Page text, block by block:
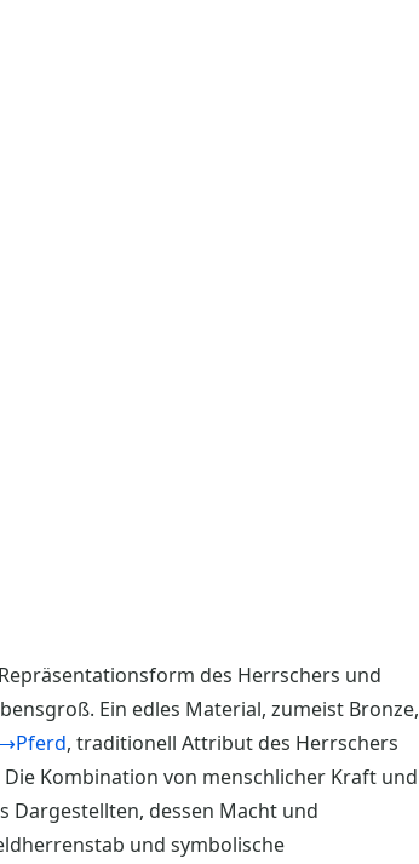
des Herrschers und
Ein edles Material, zumeist Bronze,
, traditionell Attribut des Herrschers
Kombination von menschlicher Kraft und
Dargestellten, dessen Macht und
und symbolische